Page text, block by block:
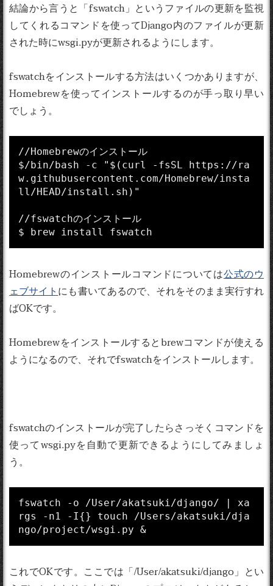
結論から言うと「fswatch」というファイルの更新を監視
してくれるコマンドを使ってDjango内のファイルが更新
された時にwsgi.pyが更新されるようにします。
fswatchをインストールする方法はいくつかありますが、
Homebrewを使ってインストールするのが手っ取り早い
でしょう。
//Homebrewのインストール
$/bin/bash -c "$(curl -fsSL https://ra
w.githubusercontent.com/Homebrew/insta
ll/HEAD/install.sh)"
//fswatchのインストール
Homebrewのインストールコマンドについては公式のウ
ェブサイト にも書いてあるので、それをそのまま実行すれ
ばOKです。
Homebrewをインストールするとbrewコマンドが使える
ようになるので、それでfswatchをインストールします。
fswatchのインストールが完了したらさっそくコマンドを
使ってwsgi.pyを自動で更新できるようにしてみましょ
う。
fswatch -o /User/akatsuki/django/ | xa
rgs -n1 -I{} touch /Users/akatsuki/dja
ngo/project/wsgi.py &
これでOKです。ここでは「/User/akatsuki/django」とい